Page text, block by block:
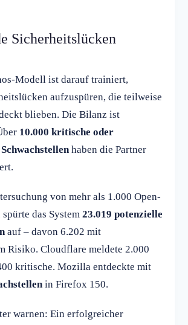
Sicherheitslücken
Modell ist darauf trainiert,
aufzuspüren, die teilweise
blieben. Die Bilanz ist
10.000 kritische oder
haben die Partner
von mehr als 1.000 Open-
das System 23.019 potenzielle
auf – davon 6.202 mit
Risiko. Cloudflare meldete 2.000
kritische. Mozilla entdeckte mit
in Firefox 150.
warnen: Ein erfolgreicher